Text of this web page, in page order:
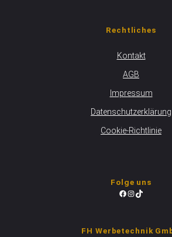
Rechtliches
Kontakt
AGB
Impressum
Datenschutzerklärung
Cookie-Richtlinie
Folge uns
Facebook
Instagram
TikTok
FH Werbetechnik